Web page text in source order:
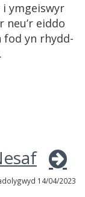
i ymgeiswyr
eiddo
fod yn rhydd-
14/04/2023